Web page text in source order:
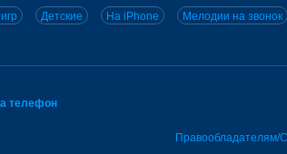
Детские На iPhone Мелодии на звонок
телефон
Правообладателям/